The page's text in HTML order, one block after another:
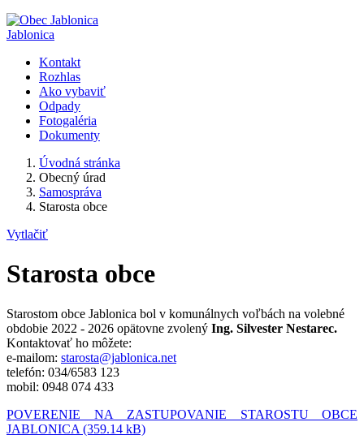
Jablonica
Kontakt
Rozhlas
Ako vybaviť
Odpady
Fotogaléria
Dokumenty
Úvodná stránka
Obecný úrad
Samospráva
Starosta obce
Vytlačiť
Starosta obce
Starostom obce Jablonica bol v komunálnych voľbách na volebné
obdobie 2022 - 2026 opätovne zvolený Ing. Silvester Nestarec.
Kontaktovať ho môžete:
e-mailom: starosta@jablonica.net
telefón: 034/6583 123
mobil: 0948 074 433
POVERENIE NA ZASTUPOVANIE STAROSTU OBCE
JABLONICA (359.14 kB)